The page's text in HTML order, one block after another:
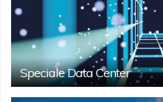
Speciale Data Center